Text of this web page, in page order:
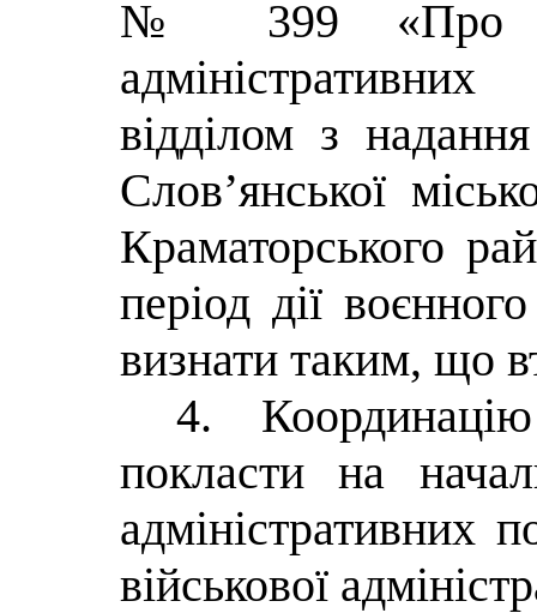
№ 399 «Про
відділом з
Слов’янської
Краматорського
період дії
визнати таким, що
4.
покласти на
адміністративних
військової